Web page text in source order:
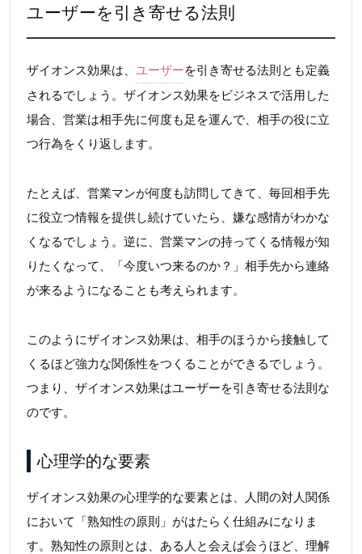
ユーザーを引き寄せる法則
ザイオンス効果は、 ユーザーを引き寄せる法則とも定義
されるでしょう。ザイオンス効果をビジネスで活用した
場合、営業は相手先に何度も足を運んで、相手の役に立
つ行為をくり返します。
たとえば、営業マンが何度も訪問してきて、毎回相手先
に役立つ情報を提供し続けていたら、嫌な感情がわかな
くなるでしょう。逆に、営業マンの持ってくる情報が知
りたくなって、「今度いつ来るのか？」相手先から連絡
が来るようになることも考えられます。
このようにザイオンス効果は、相手のほうから接触して
くるほど強力な関係性をつくることができるでしょう。
つまり、ザイオンス効果はユーザーを引き寄せる法則な
のです。
心理学的な要素
ザイオンス効果の心理学的な要素とは、人間の対人関係
において「熟知性の原則」がはたらく仕組みになりま
す。熟知性の原則とは、ある人と会えば会うほど、理解